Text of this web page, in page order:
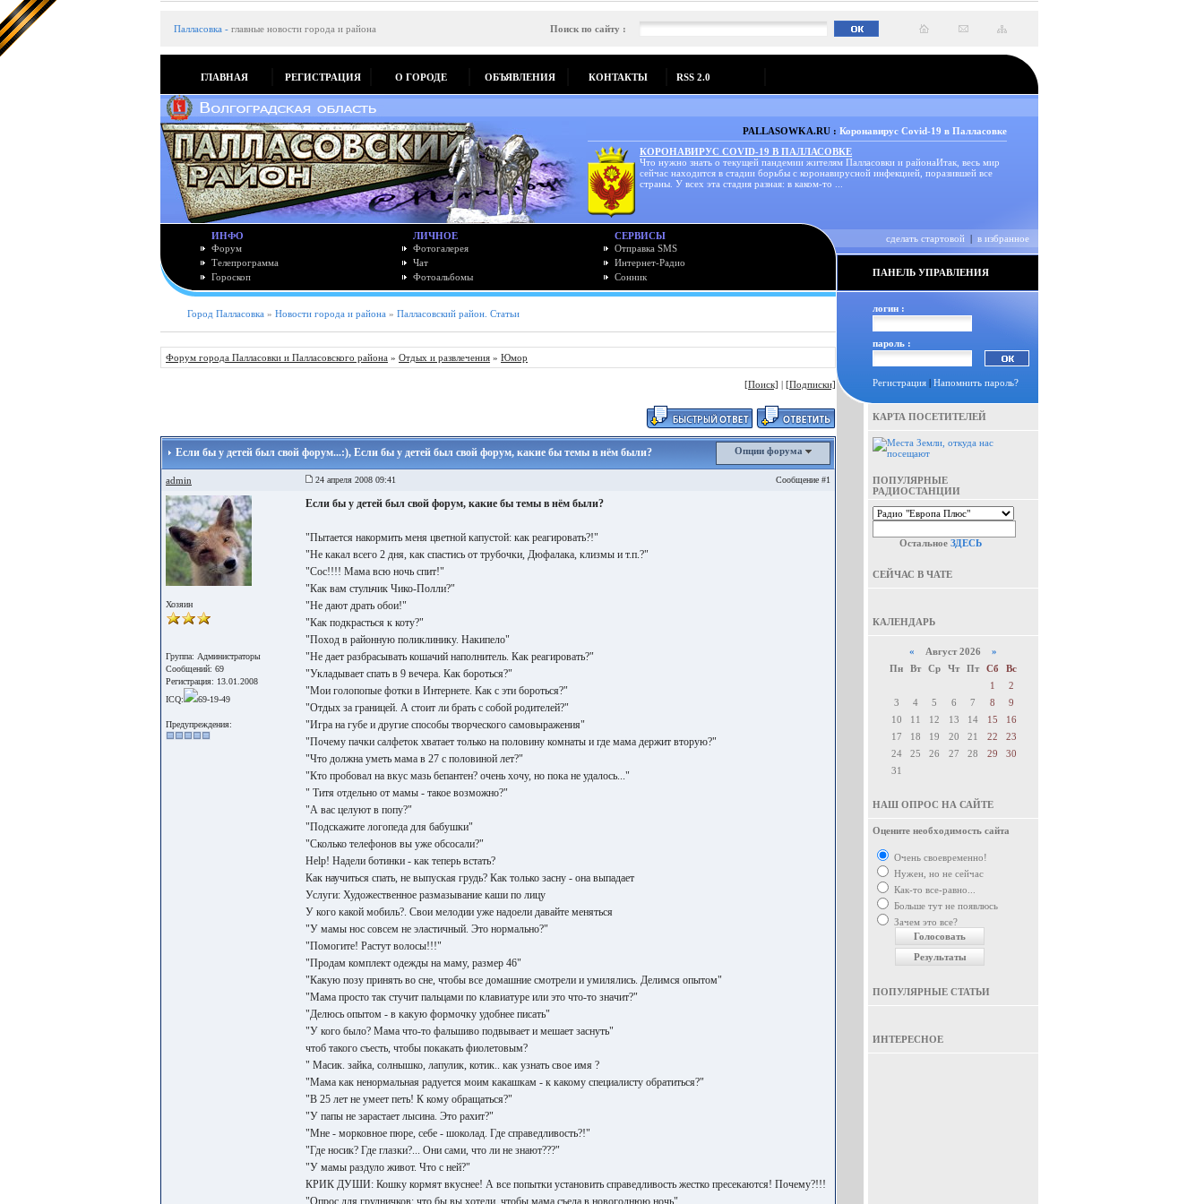
Палласовка - главные новости города и района Поиск по сайту :
ГЛАВНАЯ РЕГИСТРАЦИЯ О ГОРОДЕ ОБЪЯВЛЕНИЯ КОНТАКТЫ RSS 2.0
PALLASOWKA.RU : Коронавирус Covid-19 в Палласовке
КОРОНАВИРУС COVID-19 В ПАЛЛАСОВКЕ
Что нужно знать о текущей пандемии жителям Палласовки и районаИтак, весь мир
сейчас находится в стадии борьбы с коронавирусной инфекцией, поразившей все
страны. У всех эта стадия разная: в каком-то ...
ИНФО
Форум
Телепрограмма
Гороскоп
ЛИЧНОЕ
Фотогалерея
Чат
Фотоальбомы
СЕРВИСЫ
Отправка SMS
Интернет-Радио
Сонник
сделать стартовой | в избранное
ПАНЕЛЬ УПРАВЛЕНИЯ
Город Палласовка » Новости города и района » Палласовский район. Статьи
Форум города Палласовки и Палласовского района » Отдых и развлечения » Юмор
[Поиск] | [Подписки]
Если бы у детей был свой форум...:), Если бы у детей был свой форум, какие бы темы в нём были? Опции форума
admin 24 апреля 2008 09:41 Сообщение #1
Хозяин
Группа: Администраторы
Сообщений: 69
Регистрация: 13.01.2008
ICQ:
69-19-49
Предупреждения:
Если бы у детей был свой форум, какие бы темы в нём были?
"Пытается накормить меня цветной капустой: как реагировать?!"
"Не какал всего 2 дня, как спастись от трубочки, Дюфалака, клизмы и т.п.?"
"Сос!!!! Мама всю ночь спит!"
"Как вам стульчик Чико-Полли?"
"Не дают драть обои!"
"Как подкрасться к коту?"
"Поход в районную поликлинику. Накипело"
"Не дает разбрасывать кошачий наполнитель. Как реагировать?"
"Укладывает спать в 9 вечера. Как бороться?"
"Мои голопопые фотки в Интернете. Как с эти бороться?"
"Отдых за границей. А стоит ли брать с собой родителей?"
"Игра на губе и другие способы творческого самовыражения"
"Почему пачки салфеток хватает только на половину комнаты и где мама держит вторую?"
"Что должна уметь мама в 27 с половиной лет?"
"Кто пробовал на вкус мазь бепантен? очень хочу, но пока не удалось..."
" Титя отдельно от мамы - такое возможно?"
"А вас целуют в попу?"
"Подскажите логопеда для бабушки"
"Сколько телефонов вы уже обсосали?"
Help! Надели ботинки - как теперь встать?
Как научиться спать, не выпуская грудь? Как только засну - она выпадает
Услуги: Художественное размазывание каши по лицу
У кого какой мобиль?. Свои мелодии уже надоели давайте меняться
"У мамы нос совсем не эластичный. Это нормально?"
"Помогите! Растут волосы!!!"
"Продам комплект одежды на маму, размер 46"
"Какую позу принять во сне, чтобы все домашние смотрели и умилялись. Делимся опытом"
"Мама просто так стучит пальцами по клавиатуре или это что-то значит?"
"Делюсь опытом - в какую формочку удобнее писать"
"У кого было? Мама что-то фальшиво подвывает и мешает заснуть"
чтоб такого съесть, чтобы покакать фиолетовым?
" Масик. зайка, солнышко, лапулик, котик.. как узнать свое имя ?
"Мама как ненормальная радуется моим какашкам - к какому специалисту обратиться?"
"В 25 лет не умеет петь! К кому обращаться?"
"У папы не зарастает лысина. Это рахит?"
"Мне - морковное пюре, себе - шоколад. Где справедливость?!"
"Где носик? Где глазки?... Они сами, что ли не знают???"
"У мамы раздуло живот. Что с ней?"
КРИК ДУШИ: Кошку кормят вкуснее! А все попытки установить справедливость жестко пресекаются! Почему?!!!
"Опрос для грудничков: что бы вы хотели, чтобы мама съела в новогоднюю ночь"
логин :
пароль :
Регистрация | Напомнить пароль?
КАРТА ПОСЕТИТЕЛЕЙ
ПОПУЛЯРНЫЕ
РАДИОСТАНЦИИ
Остальное ЗДЕСЬ
СЕЙЧАС В ЧАТЕ
КАЛЕНДАРЬ
« Август 2026 »
Пн
Вт Ср Чт Пт Сб
Вс
1
2
3
4 5 6 7 8
9
10
11 12 13 14 15
16
17
18 19 20 21 22
23
24
25 26 27 28 29
30
31
НАШ ОПРОС НА САЙТЕ
Оцените необходимость сайта
Очень своевременно!
Нужен, но не сейчас
Как-то все-равно...
Больше тут не появлюсь
Зачем это все?
ПОПУЛЯРНЫЕ СТАТЬИ
ИНТЕРЕСНОЕ